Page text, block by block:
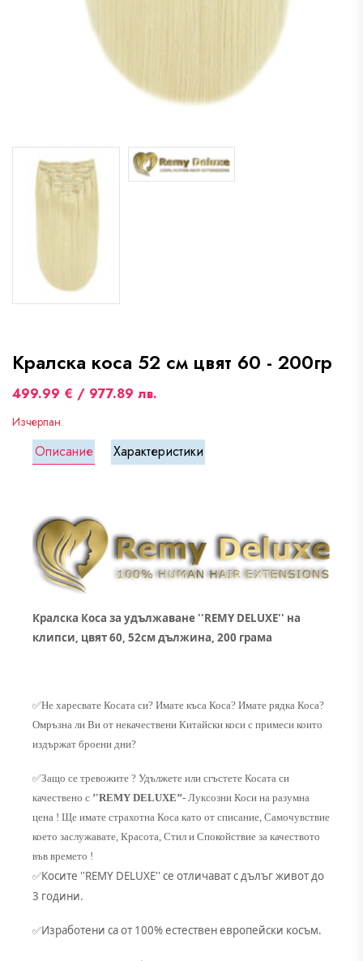
Кралска коса 52 см цвят 60 - 200гр
499.99 € / 977.89 лв.
Изчерпан.
Описание Характеристики
Кралска Коса за удължаване ''REMY DELUXE'' на
клипси, цвят 60, 52см дължина, 200 грама
✅Не харесвате Косата си? Имате къса Коса? Имате рядка Коса?
Омръзна ли Ви от некачествени Китайски коси с примеси които
издържат броени дни?
✅Защо се тревожите ? Удължете или сгъстете Косата си
качествено с ’'REMY DELUXE’’- Луксозни Коси на разумна
цена ! Ще имате страхотна Коса като от списание, Самочувствие
което заслужавате, Красота, Стил и Спокойствие за качеството
във времето !
✅Косите ''REMY DELUXE'' се отличават с дълъг живот до
3 години.
✅Изработени са от 100% естествен европейски косъм.